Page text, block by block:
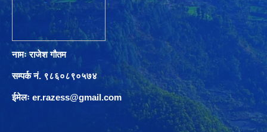
नामः राजेश गौतम
सम्पर्क नं. ९८६०८९०५७४
ईमेलः er.razess@gmail.com